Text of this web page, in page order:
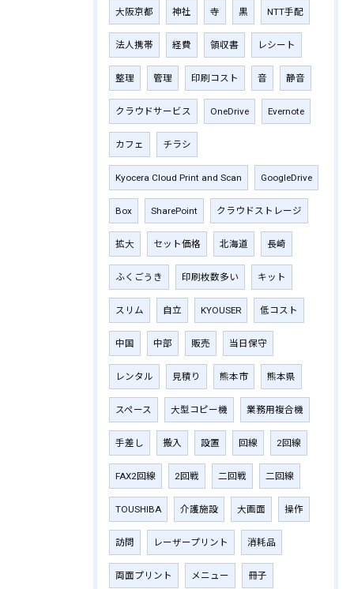
大阪京都 神社 寺 黒 NTT手配
法人携帯 経費 領収書 レシート
整理 管理 印刷コスト 音 静音
クラウドサービス OneDrive Evernote
カフェ チラシ
Kyocera Cloud Print and Scan GoogleDrive
Box SharePoint クラウドストレージ
拡大 セット価格 北海道 長崎
ふくごうき 印刷枚数多い キット
スリム 自立 KYOUSER 低コスト
中国 中部 販売 当日保守
レンタル 見積り 熊本市 熊本県
スペース 大型コピー機 業務用複合機
手差し 搬入 設置 回線 2回線
FAX2回線 2回戦 二回戦 二回線
TOUSHIBA 介護施設 大画面 操作
訪問 レーザープリント 消耗品
両面プリント メニュー 冊子